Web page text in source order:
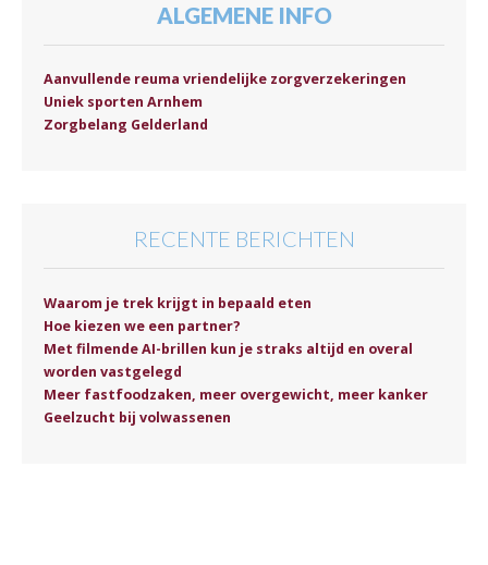
ALGEMENE INFO
Aanvullende reuma vriendelijke zorgverzekeringen
Uniek sporten Arnhem
Zorgbelang Gelderland
RECENTE BERICHTEN
Waarom je trek krijgt in bepaald eten
Hoe kiezen we een partner?
Met filmende AI-brillen kun je straks altijd en overal
worden vastgelegd
Meer fastfoodzaken, meer overgewicht, meer kanker
Geelzucht bij volwassenen